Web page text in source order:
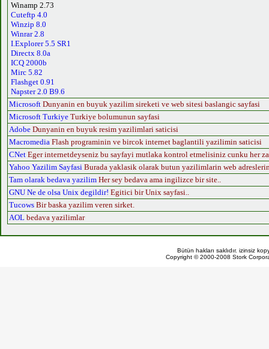
Winamp 2.73
Cuteftp 4.0
Winzip 8.0
Winrar 2.8
I.Explorer 5.5 SR1
Directx 8.0a
ICQ 2000b
Mirc 5.82
Flashget 0.91
Napster 2.0 B9.6
Microsoft Dunyanin en buyuk yazilim sireketi ve web sitesi baslangic sayfasi
Microsoft Turkiye Turkiye bolumunun sayfasi
Adobe Dunyanin en buyuk resim yazilimlari saticisi
Macromedia Flash programinin ve bircok internet baglantili yazilimin saticisi
CNet Eger internetdeyseniz bu sayfayi mutlaka kontrol etmelisiniz cunku her
Yahoo Yazilim Sayfasi Burada yaklasik olarak butun yazilimlarin web
Tam olarak bedava yazilim Her sey bedava ama ingilizce bir site..
GNU Ne de olsa Unix degildir! Egitici bir Unix sayfasi..
Tucows Bir baska yazilim veren sirket.
AOL bedava yazilimlar
Bütün hakları saklıdır. izinsiz
Copyright © 2000-2008 Stork